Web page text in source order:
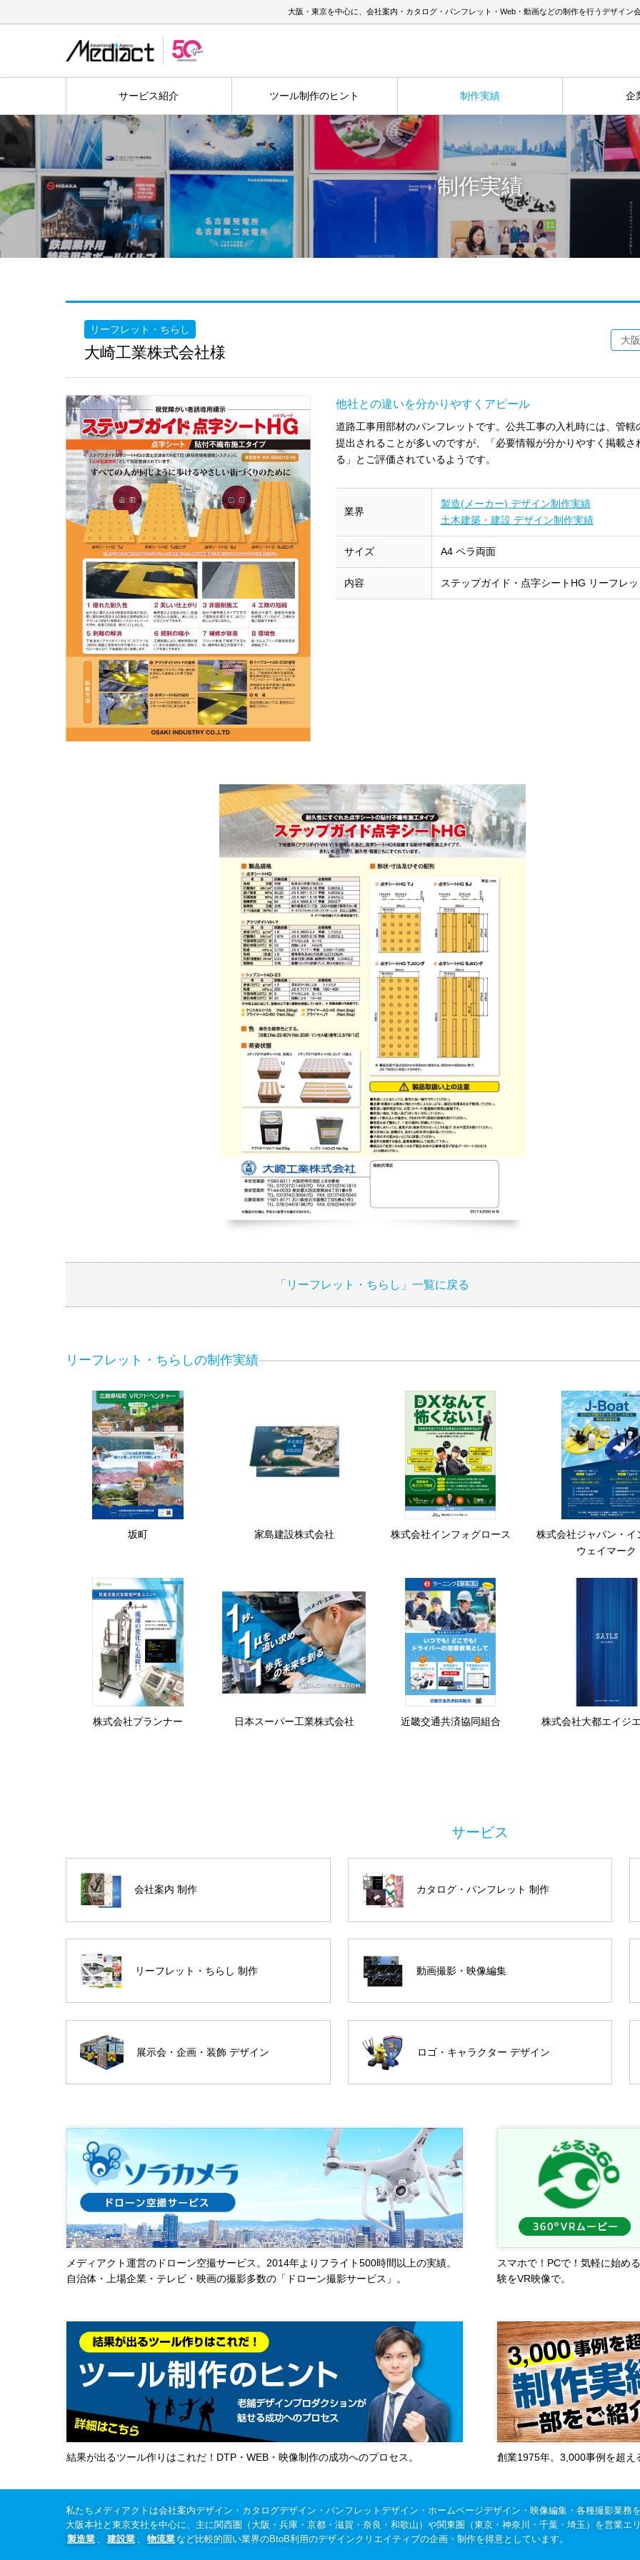
大阪・東京を中心に、会社案内・カタログ・パンフレット・Web・動画などの制作を行うデザイン
サービス紹介 ツール制作のヒント 制作実績 企
制作実績
リーフレット・ちらし
大崎工業株式会社様
大
他社との違いを分かりやすくアピール
道路工事用部材のパンフレットです。公共工事の入札時には、管轄
提出されることが多いのですが、「必要情報が分かりやすく掲載さ
る」とご評価されているようです。
業界
製造(メーカー) デザイン制作実績
土木建築・建設 デザイン制作実績
サイズ A4 ペラ両面
内容 ステップガイド・点字シートHG リーフレ
「リーフレット・ちらし」一覧に戻る
リーフレット・ちらしの制作実績
坂町 家島建設株式会社 株式会社インフォグロース
株式会社ジャパン・イ
ウェイマーク
株式会社プランナー 日本スーパー工業株式会社 近畿交通共済協同組合 株式会社大都エイジ
会社案内 制作 カタログ・パンフレット 制作
リーフレット・ちらし 制作 動画撮影・映像編集
展示会・企画・装飾 デザイン ロゴ・キャラクター デザイン
メディアクト運営のドローン空撮サービス。2014年よりフライト500時間以上の実績。
自治体・上場企業・テレビ・映画の撮影多数の「ドローン撮影サービス」。
スマホで！PCで！気軽に始め
験をVR映像で。
結果が出るツール作りはこれだ！DTP・WEB・映像制作の成功へのプロセス。 創業1975年。3,000事例を超え
私たちメディアクトは会社案内デザイン・カタログデザイン・パンフレットデザイン・ホームページデザイン・映像編集・各種撮影業務
大阪本社と東京支社を中心に、主に関西圏（大阪・兵庫・京都・滋賀・奈良・和歌山）や関東圏（東京・神奈川・千葉・埼玉）を営業エ
製造業 、 建設業 、 物流業など比較的固い業界のBtoB利用のデザインクリエイティブの企画・制作を得意としています。